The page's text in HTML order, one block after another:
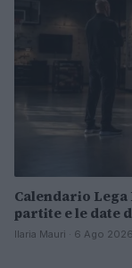
Calendario Lega
partite e le date
Ilaria Mauri · 6 Ago 2026